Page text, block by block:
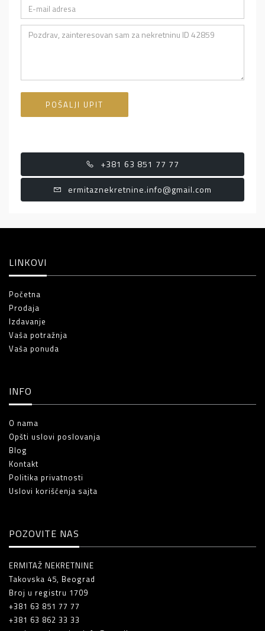
POŠALJI UPIT
+381 63 851 77 77
ermitaznekretnine.info@gmail.com
LINKOVI
Početna
Prodaja
Izdavanje
Vaša potražnja
Vaša ponuda
INFO
O nama
Opšti uslovi poslovanja
Blog
Kontakt
Politika privatnosti
Uslovi korišćenja sajta
POZOVITE NAS
ERMITAŽ NEKRETNINE
Takovska 45, Beograd
Broj u registru 1709
+381 63 851 77 77
+381 63 862 33 33